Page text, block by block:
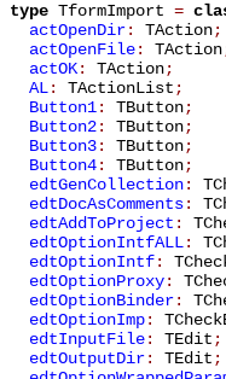
type TformImport =
actOpenDir: TAction;
actOpenFile: TAction
actOK: TAction;
AL: TActionList;
Button1: TButton;
Button2: TButton;
Button3: TButton;
Button4: TButton;
edtGenCollection:
edtDocAsComments:
edtAddToProject :
edtOptionIntfALL:
edtOptionIntf:
edtOptionProxy:
edtOptionBinder:
edtOptionImp:
edtInputFile: TEdit;
edtOutputDir: TEdit;